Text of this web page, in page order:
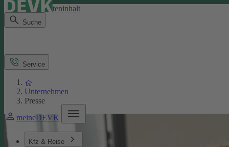
Direkt zum Seiteninhalt
Suche
meineDEVK
Kfz & Reise
Service
Unternehmen
Presse